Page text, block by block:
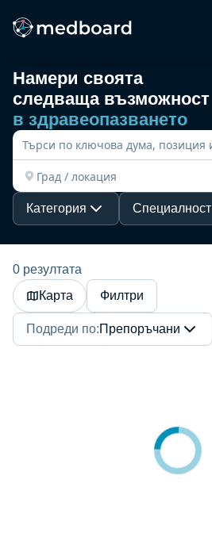
НАЧАЛО
РАБОТА
КАРТА
ВИДЕО
РЕСУРСИ
Намери своята
следваща възможност
в здравеопазването
Категория Специалност
0 резултата
Карта
Филтри
Подреди по:Препоръчани